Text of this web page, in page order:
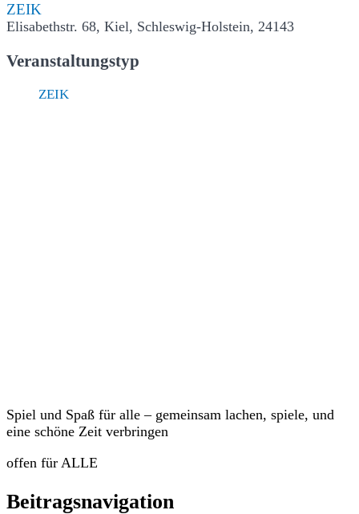
ZEIK
Elisabethstr. 68, Kiel, Schleswig-Holstein, 24143
Veranstaltungstyp
ZEIK
Spiel und Spaß für alle – gemeinsam lachen, spiele, und
eine schöne Zeit verbringen
offen für ALLE
Beitragsnavigation